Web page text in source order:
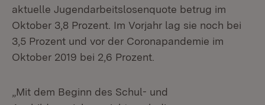
aktuelle Jugendarbeitslosenquote betrug im
Oktober 3,8 Prozent. Im Vorjahr lag sie noch bei
3,5 Prozent und vor der Coronapandemie im
Oktober 2019 bei 2,6 Prozent.
„Mit dem Beginn des Schul- und